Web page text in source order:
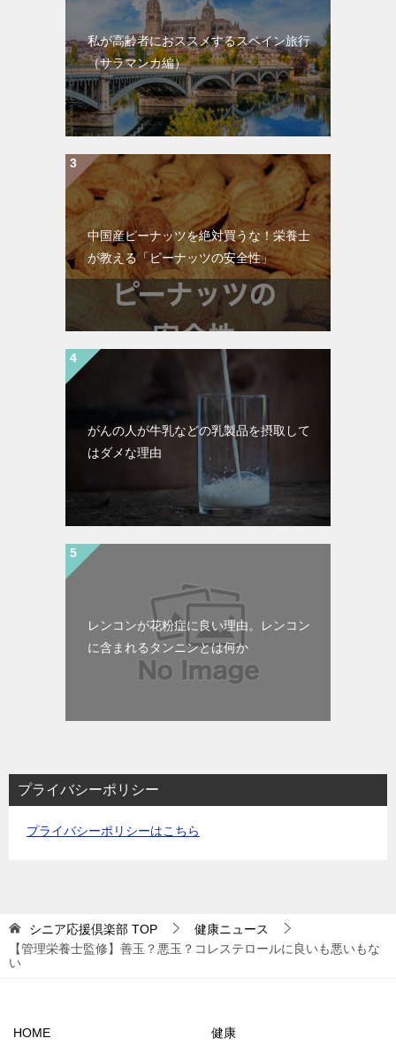
私が高齢者におススメするスペイン旅行
（サラマンカ編）
中国産ピーナッツを絶対買うな！栄養士
が教える「ピーナッツの安全性」
がんの人が牛乳などの乳製品を摂取して
はダメな理由
レンコンが花粉症に良い理由。レンコン
に含まれるタンニンとは何か
プライバシーポリシー
プライバシーポリシーはこちら
シニア応援倶楽部 TOP
健康ニュース
【管理栄養士監修】善玉？悪玉？コレステロールに良いも悪いもな
い
HOME 健康